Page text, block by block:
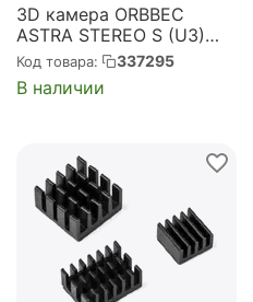
3D камера ORBBEC
ASTRA STEREO S (U3)
(OBAstraStereoS(U3))
Код товара: 337295
В наличии